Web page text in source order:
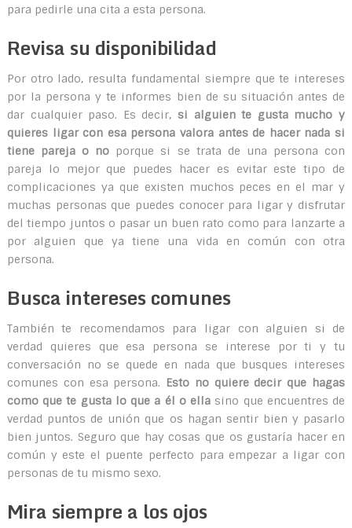
para pedirle una cita a esta persona.
Revisa su disponibilidad
Por otro lado, resulta fundamental siempre que te intereses
por la persona y te informes bien de su situación antes de
dar cualquier paso. Es decir, si alguien te gusta mucho y
quieres ligar con esa persona valora antes de hacer nada si
tiene pareja o no porque si se trata de una persona con
pareja lo mejor que puedes hacer es evitar este tipo de
complicaciones ya que existen muchos peces en el mar y
muchas personas que puedes conocer para ligar y disfrutar
del tiempo juntos o pasar un buen rato como para lanzarte a
por alguien que ya tiene una vida en común con otra
persona.
Busca intereses comunes
También te recomendamos para ligar con alguien si de
verdad quieres que esa persona se interese por ti y tu
conversación no se quede en nada que busques intereses
comunes con esa persona. Esto no quiere decir que hagas
como que te gusta lo que a él o ella sino que encuentres de
verdad puntos de unión que os hagan sentir bien y pasarlo
bien juntos. Seguro que hay cosas que os gustaría hacer en
común y este el puente perfecto para empezar a ligar con
personas de tu mismo sexo.
Mira siempre a los ojos